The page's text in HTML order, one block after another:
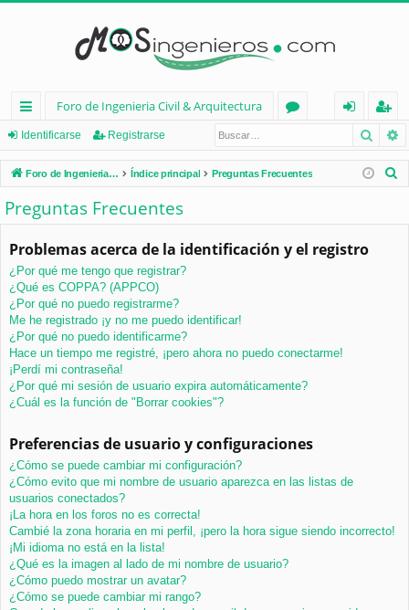
nl
ac
es
rá
pi
d
os
Foro de Ingenieria Civil & Arquitectura
os
nt
ifi
rs
eg
ist
ra
Identificarse Registrarse
Foro de Ingenieria Civil & Arquitectura Índice principal Preguntas Frecuentes
Preguntas Frecuentes
Problemas acerca de la identificación y el registro
¿Por qué me tengo que registrar?
¿Qué es COPPA? (APPCO)
¿Por qué no puedo registrarme?
Me he registrado ¡y no me puedo identificar!
¿Por qué no puedo identificarme?
Hace un tiempo me registré, ¡pero ahora no puedo conectarme!
¡Perdí mi contraseña!
¿Por qué mi sesión de usuario expira automáticamente?
¿Cuál es la función de "Borrar cookies"?
Preferencias de usuario y configuraciones
¿Cómo se puede cambiar mi configuración?
¿Cómo evito que mi nombre de usuario aparezca en las listas de
usuarios conectados?
¡La hora en los foros no es correcta!
Cambié la zona horaria en mi perfil, ¡pero la hora sigue siendo incorrecto!
¡Mi idioma no está en la lista!
¿Qué es la imagen al lado de mi nombre de usuario?
¿Cómo puedo mostrar un avatar?
¿Cómo se puede cambiar mi rango?